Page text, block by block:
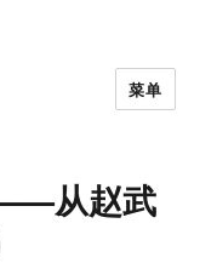
菜单
从赵武